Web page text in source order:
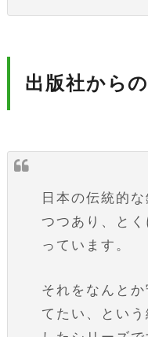
出版社から
日本の伝統的
つつあり、と
っています。
それをなんと
てたい、とい